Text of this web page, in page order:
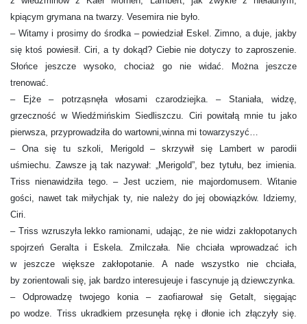
kpiącym grymana na twarzy. Vesemira nie było.
– Witamy i prosimy do środka – powiedział Eskel. Zimno, a duje, jakby
się ktoś powiesił. Ciri, a ty dokąd? Ciebie nie dotyczy to zaproszenie.
Słońce jeszcze wysoko, chociaż go nie widać. Można jeszcze
trenować.
– Ejże – potrząsnęła włosami czarodziejka. – Staniała, widzę,
grzeczność w Wiedźmińskim Siedliszczu. Ciri powitałą mnie tu jako
pierwsza, przyprowadziła do wartowni,winna mi towarzyszyć…
– Ona się tu szkoli, Merigold – skrzywił się Lambert w parodii
uśmiechu. Zawsze ją tak nazywał: „Merigold”, bez tytułu, bez imienia.
Triss nienawidziła tego. – Jest ucziem, nie majordomusem. Witanie
gości, nawet tak miłychjak ty, nie należy do jej obowiązków. Idziemy,
Ciri.
– Triss wzruszyła lekko ramionami, udając, że nie widzi zakłopotanych
spojrzeń Geralta i Eskela. Zmilczała. Nie chciała wprowadzać ich
w jeszcze większe zakłopotanie. A nade wszystko nie chciała,
by zorientowali się, jak bardzo interesujeuje i fascynuje ją dziewczynka.
– Odprowadzę twojego konia – zaofiarował się Getalt, sięgając
po wodze. Triss ukradkiem przesunęła rękę i dłonie ich złączyły się.